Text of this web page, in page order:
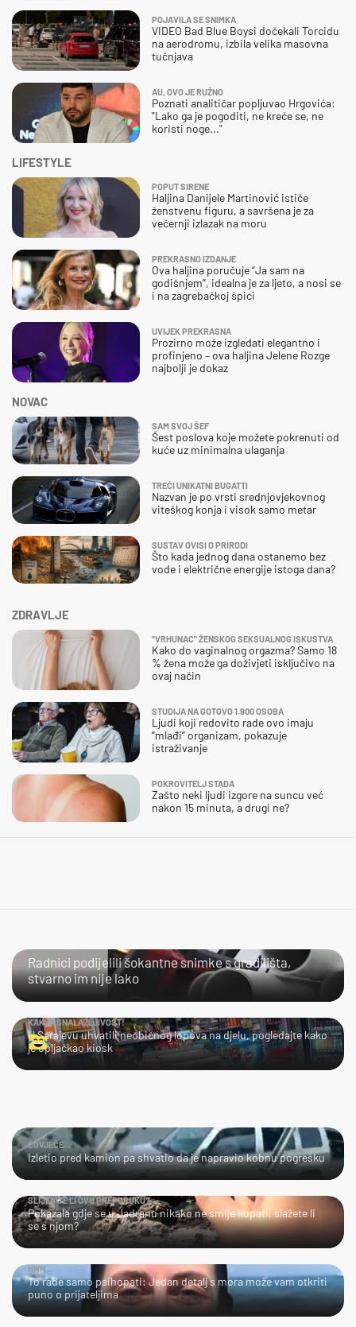
ZDRAVLJE
"VRHUNAC" ŽENSKOG SEKSUALNOG ISKUSTVA
Kako do vaginalnog orgazma? Samo 18
% žena može ga doživjeti isključivo na
ovaj način
STUDIJA NA GOTOVO 1.900 OSOBA
Ljudi koji redovito rade ovo imaju
“mlađi” organizam, pokazuje
istraživanje
POKROVITELJ STADA
Zašto neki ljudi izgore na suncu već
nakon 15 minuta, a drugi ne?
POJAVILA SE SNIMKA
VIDEO Bad Blue Boysi dočekali Torcidu
na aerodromu, izbila velika masovna
tučnjava
AU, OVO JE RUŽNO
Poznati analitičar popljuvao Hrgovića:
"Lako ga je pogoditi, ne kreće se, ne
koristi noge..."
NOVAC
SAM SVOJ ŠEF
Šest poslova koje možete pokrenuti od
kuće uz minimalna ulaganja
TREĆI UNIKATNI BUGATTI
Nazvan je po vrsti srednjovjekovnog
viteškog konja i visok samo metar
SUSTAV OVISI O PRIRODI
Što kada jednog dana ostanemo bez
vode i električne energije istoga dana?
LIFESTYLE
POPUT SIRENE
Haljina Danijele Martinović ističe
ženstvenu figuru, a savršena je za
večernji izlazak na moru
PREKRASNO IZDANJE
Ova haljina poručuje “Ja sam na
godišnjem”, idealna je za ljeto, a nosi se
i na zagrebačkoj špici
UVIJEK PREKRASNA
Prozirno može izgledati elegantno i
profinjeno – ova haljina Jelene Rozge
najbolji je dokaz
Radnici podijelili šokantne snimke s gradilišta,
stvarno im nije lako
KAKVA SNALAŽLJIVOST!
U Sarajevu uhvatili neobičnog lopova na djelu, pogledajte kako
je opljačkao kiosk
ČOVJEČE...
Izletio pred kamion pa shvatio da je napravio kobnu pogrešku
SLIJEDITE LI OVU PREPORUKU?
Pokazala gdje se u Jadranu nikako ne smije kupati, slažete li
se s njom?
HMM…
To rade samo psihopati: Jedan detalj s mora može vam otkriti
puno o prijateljima